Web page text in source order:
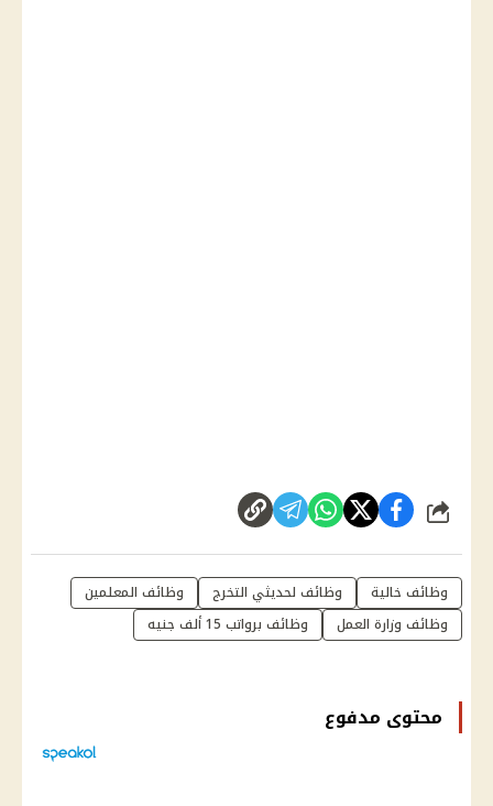
شارك
وظائف خالية وظائف لحديثي التخرج
وظائف المعلمين
وظائف وزارة العمل
وظائف برواتب 15 ألف جنيه
محتوى مدفوع